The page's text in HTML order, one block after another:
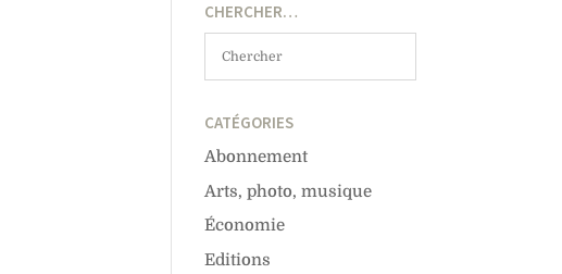
CHERCHER…
CATÉGORIES
Abonnement
Arts, photo, musique
Économie
Editions